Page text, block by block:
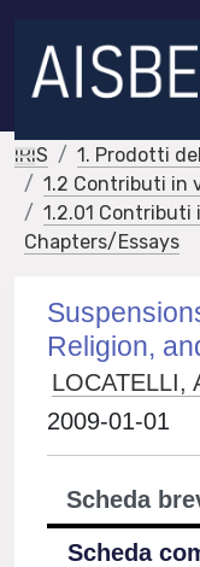
IRIS
1. Prodotti
1.2 Contributi in
1.2.01 Contributi
Chapters/Essays
Religion,
LOCATELLI,
2009-01-01
Scheda
Scheda